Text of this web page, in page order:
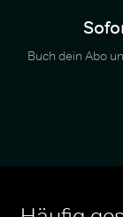
Buch dein Abo